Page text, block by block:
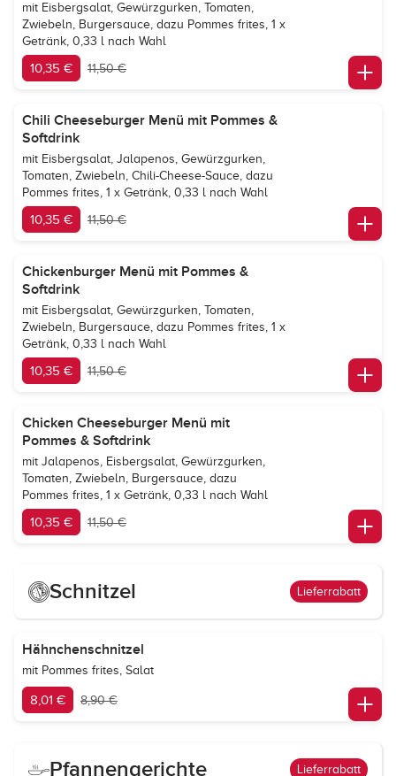
mit Eisbergsalat, Gewürzgurken, Tomaten,
Zwiebeln, Burgersauce, dazu Pommes frites, 1 x
Getränk, 0,33 l nach Wahl
10,35 € 11,50 €
Chili Cheeseburger Menü mit Pommes &
Softdrink
mit Eisbergsalat, Jalapenos, Gewürzgurken,
Tomaten, Zwiebeln, Chili-Cheese-Sauce, dazu
Pommes frites, 1 x Getränk, 0,33 l nach Wahl
10,35 € 11,50 €
Chickenburger Menü mit Pommes &
Softdrink
mit Eisbergsalat, Gewürzgurken, Tomaten,
Zwiebeln, Burgersauce, dazu Pommes frites, 1 x
Getränk, 0,33 l nach Wahl
10,35 € 11,50 €
Chicken Cheeseburger Menü mit
Pommes & Softdrink
mit Jalapenos, Eisbergsalat, Gewürzgurken,
Tomaten, Zwiebeln, Burgersauce, dazu
Pommes frites, 1 x Getränk, 0,33 l nach Wahl
10,35 € 11,50 €
Schnitzel Lieferrabatt
Hähnchenschnitzel
mit Pommes frites, Salat
8,01 € 8,90 €
Pfannengerichte Lieferrabatt